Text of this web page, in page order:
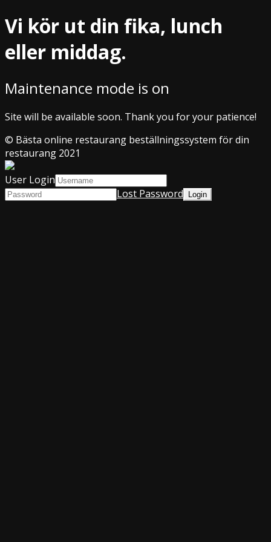
Vi kör ut din fika, lunch
eller middag.
Maintenance mode is on
Site will be available soon. Thank you for your patience!
© Bästa online restaurang beställningssystem för din
restaurang 2021
User Login
Lost Password